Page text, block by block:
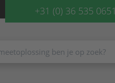
+31 (0) 36 535 0651